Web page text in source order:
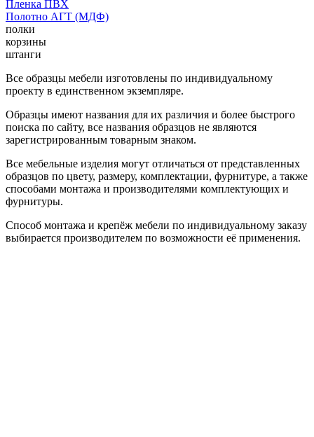
Пленка ПВХ
Полотно АГТ (МДФ)
полки
корзины
штанги
Все образцы мебели изготовлены по индивидуальному
проекту в единственном экземпляре.
Образцы имеют названия для их различия и более быстрого
поиска по сайту, все названия образцов не являются
зарегистрированным товарным знаком.
Все мебельные изделия могут отличаться от представленных
образцов по цвету, размеру, комплектации, фурнитуре, а также
способами монтажа и производителями комплектующих и
фурнитуры.
Способ монтажа и крепёж мебели по индивидуальному заказу
выбирается производителем по возможности её применения.